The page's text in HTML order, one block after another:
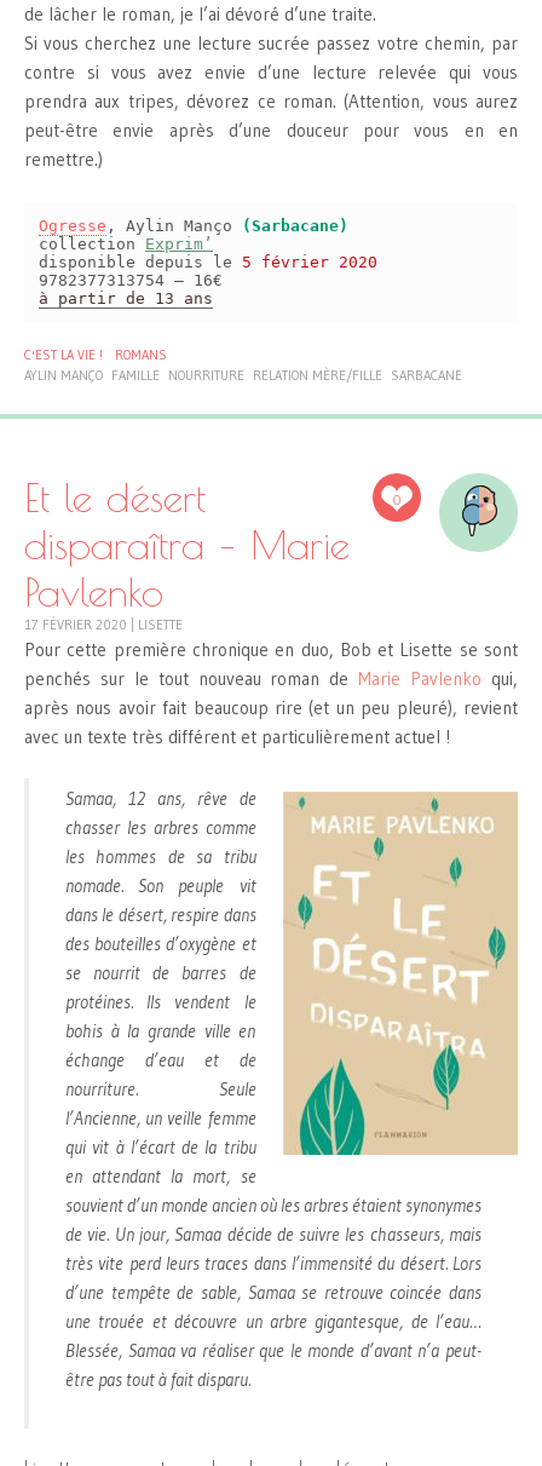
de lâcher le roman, je l’ai dévoré d’une traite.
Si vous cherchez une lecture sucrée passez votre chemin, par
contre si vous avez envie d’une lecture relevée qui vous
prendra aux tripes, dévorez ce roman. (Attention, vous aurez
peut-être envie après d’une douceur pour vous en en
remettre.)
Ogresse , Aylin Manço
(Sarbacane)
collection Exprim’
disponible depuis le 5 février 2020
9782377313754 – 16€
à partir de 13 ans
C'EST LA VIE !
ROMANS
AYLIN MANÇO FAMILLE NOURRITURE RELATION MÈRE/FILLE SARBACANE
0
Et le désert
disparaîtra – Marie
Pavlenko
17 FÉVRIER 2020 LISETTE
Pour cette première chronique en duo, Bob et Lisette se sont
penchés sur le tout nouveau roman de Marie Pavlenko qui,
après nous avoir fait beaucoup rire (et un peu pleuré), revient
avec un texte très différent et particulièrement actuel !
Samaa, 12 ans, rêve de
chasser les arbres comme
les hommes de sa tribu
nomade. Son peuple vit
dans le désert, respire dans
des bouteilles d’oxygène et
se nourrit de barres de
protéines. Ils vendent le
bohis à la grande ville en
échange d’eau et de
nourriture. Seule
l’Ancienne, un veille femme
qui vit à l’écart de la tribu
en attendant la mort, se
souvient d’un monde ancien où les arbres étaient synonymes
de vie. Un jour, Samaa décide de suivre les chasseurs, mais
très vite perd leurs traces dans l’immensité du désert. Lors
d’une tempête de sable, Samaa se retrouve coincée dans
une trouée et découvre un arbre gigantesque, de l’eau…
Blessée, Samaa va réaliser que le monde d’avant n’a peut-
être pas tout à fait disparu.